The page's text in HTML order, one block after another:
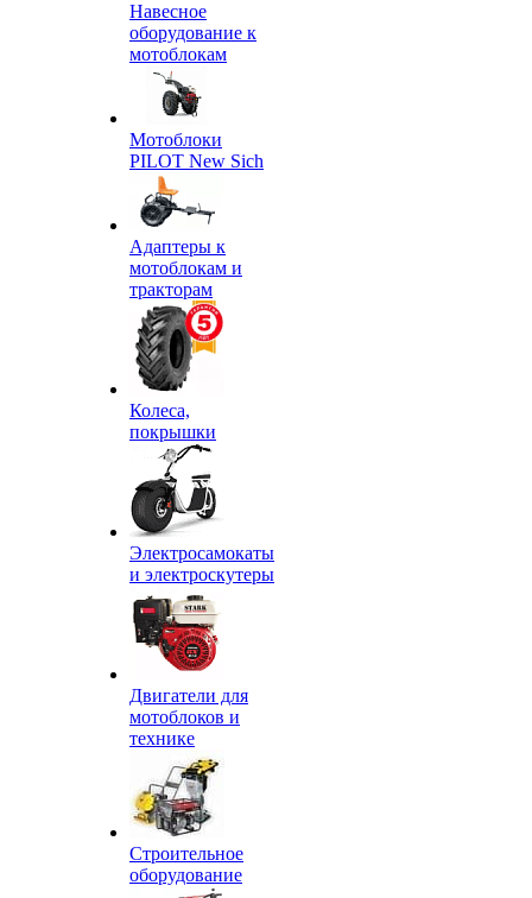
Навесное
оборудование к
мотоблокам
Мотоблоки
PILOT New Sich
Адаптеры к
мотоблокам и
тракторам
Колеса,
покрышки
Электросамокаты
и электроскутеры
Двигатели для
мотоблоков и
технике
Строительное
оборудование